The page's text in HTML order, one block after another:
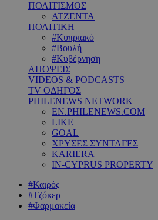
ΠΟΛΙΤΙΣΜΟΣ
ΑΤΖΕΝΤΑ
ΠΟΛΙΤΙΚΗ
#Κυπριακό
#Βουλή
#Κυβέρνηση
ΑΠΟΨΕΙΣ
VIDEOS & PODCASTS
TV ΟΔΗΓΟΣ
PHILENEWS NETWORK
EN.PHILENEWS.COM
LIKE
GOAL
ΧΡΥΣΕΣ ΣΥΝΤΑΓΕΣ
KARIERA
IN-CYPRUS PROPERTY
#Καιρός
#Τζόκερ
#Φαρμακεία